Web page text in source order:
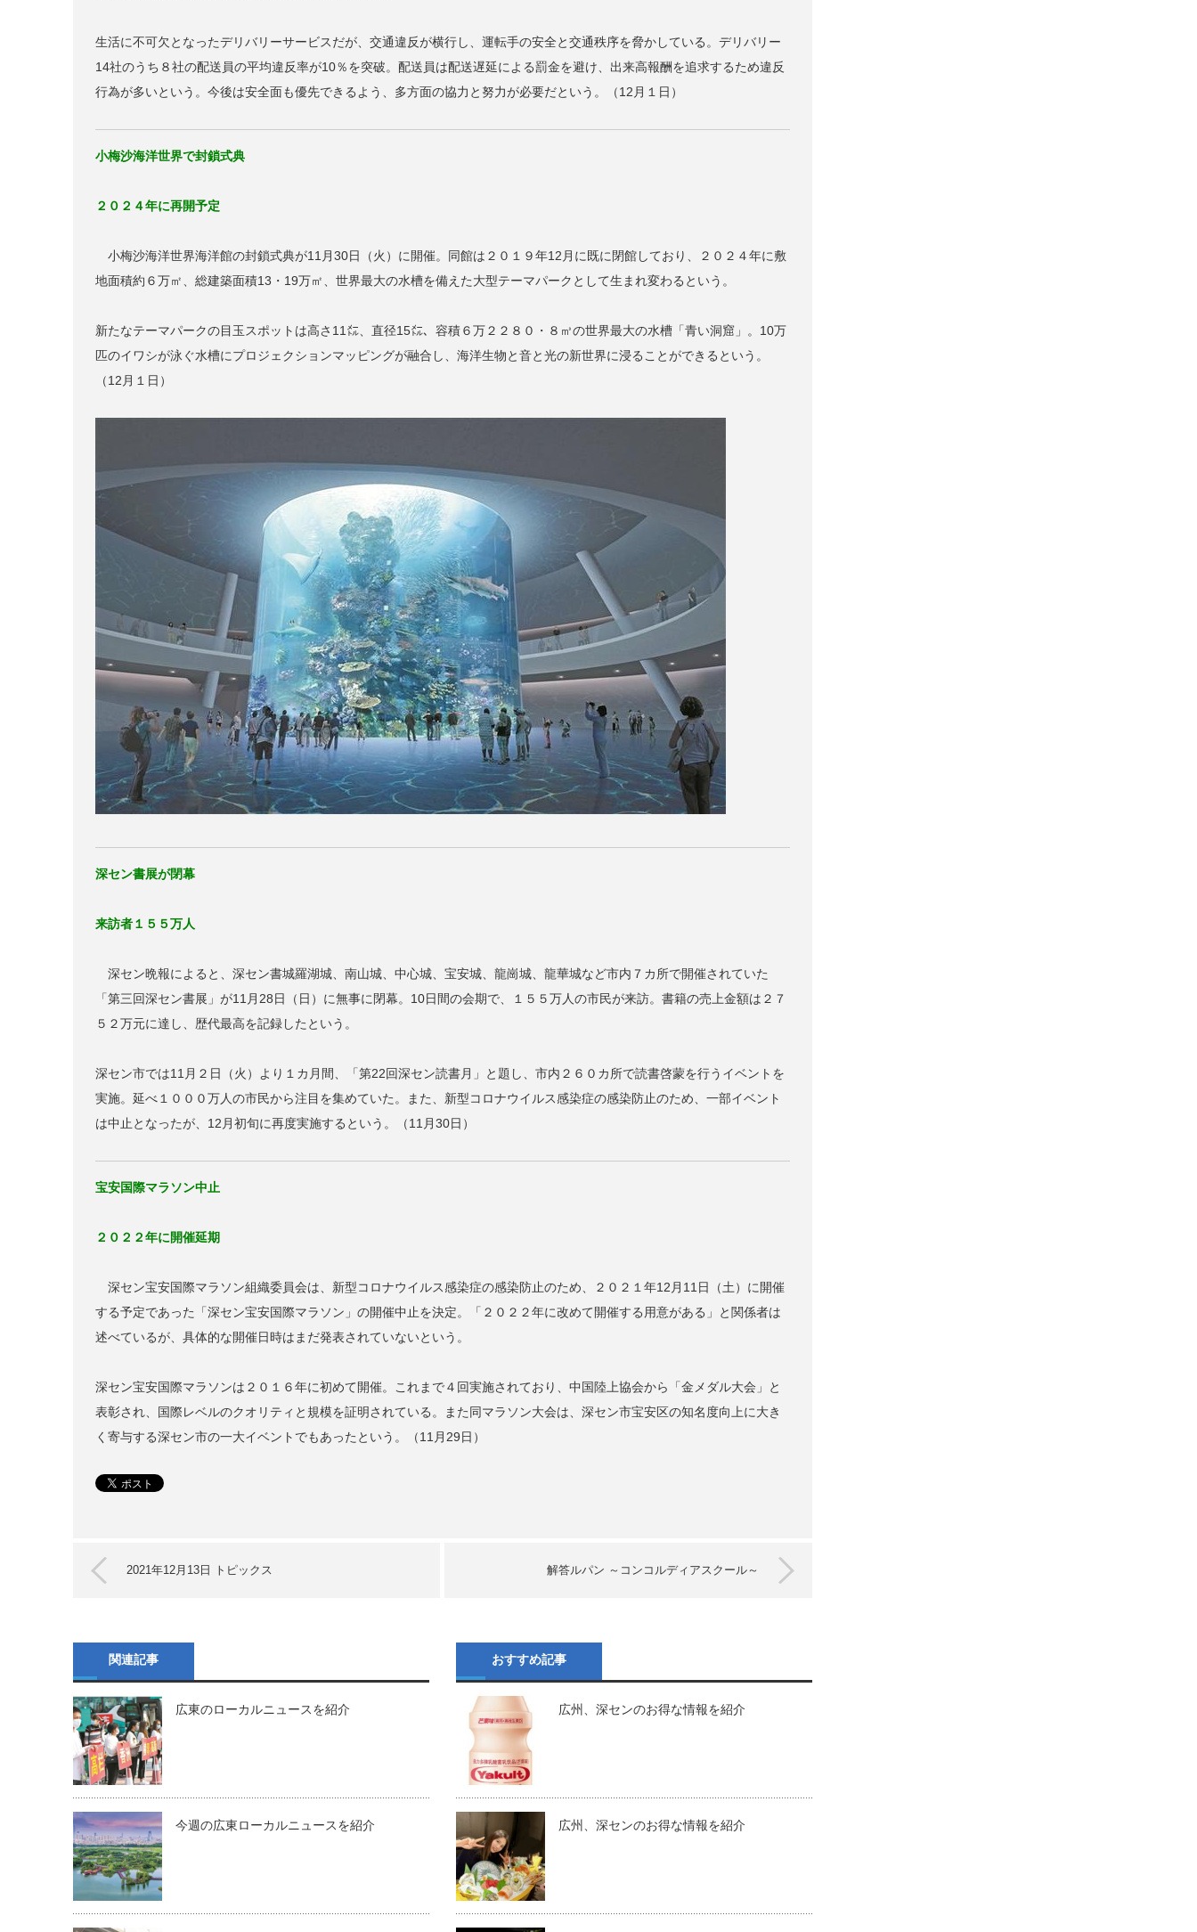
生活に不可欠となったデリバリーサービスだが、交通違反が横行し、運転手の安全と交通秩序を脅かしている。デリバリー
14社のうち８社の配送員の平均違反率が10％を突破。配送員は配送遅延による罰金を避け、出来高報酬を追求するため違反
行為が多いという。今後は安全面も優先できるよう、多方面の協力と努力が必要だという。（12月１日）
小梅沙海洋世界で封鎖式典
２０２４年に再開予定
小梅沙海洋世界海洋館の封鎖式典が11月30日（火）に開催。同館は２０１９年12月に既に閉館しており、２０２４年に敷
地面積約６万㎡、総建築面積13・19万㎡、世界最大の水槽を備えた大型テーマパークとして生まれ変わるという。
新たなテーマパークの目玉スポットは高さ11㍍、直径15㍍、容積６万２２８０・８㎥の世界最大の水槽「青い洞窟」。10万
匹のイワシが泳ぐ水槽にプロジェクションマッピングが融合し、海洋生物と音と光の新世界に浸ることができるという。
（12月１日）
深セン書展が閉幕
来訪者１５５万人
深セン晩報によると、深セン書城羅湖城、南山城、中心城、宝安城、龍崗城、龍華城など市内７カ所で開催されていた
「第三回深セン書展」が11月28日（日）に無事に閉幕。10日間の会期で、１５５万人の市民が来訪。書籍の売上金額は２７
５２万元に達し、歴代最高を記録したという。
深セン市では11月２日（火）より１カ月間、「第22回深セン読書月」と題し、市内２６０カ所で読書啓蒙を行うイベントを
実施。延べ１０００万人の市民から注目を集めていた。また、新型コロナウイルス感染症の感染防止のため、一部イベント
は中止となったが、12月初旬に再度実施するという。（11月30日）
宝安国際マラソン中止
２０２２年に開催延期
深セン宝安国際マラソン組織委員会は、新型コロナウイルス感染症の感染防止のため、２０２１年12月11日（土）に開催
する予定であった「深セン宝安国際マラソン」の開催中止を決定。「２０２２年に改めて開催する用意がある」と関係者は
述べているが、具体的な開催日時はまだ発表されていないという。
深セン宝安国際マラソンは２０１６年に初めて開催。これまで４回実施されており、中国陸上協会から「金メダル大会」と
表彰され、国際レベルのクオリティと規模を証明されている。また同マラソン大会は、深セン市宝安区の知名度向上に大き
く寄与する深セン市の一大イベントでもあったという。（11月29日）
2021年12月13日 トピックス 解答ルパン ～コンコルディアスクール～
関連記事
広東のローカルニュースを紹介
今週の広東ローカルニュースを紹介
おすすめ記事
広州、深センのお得な情報を紹介
広州、深センのお得な情報を紹介